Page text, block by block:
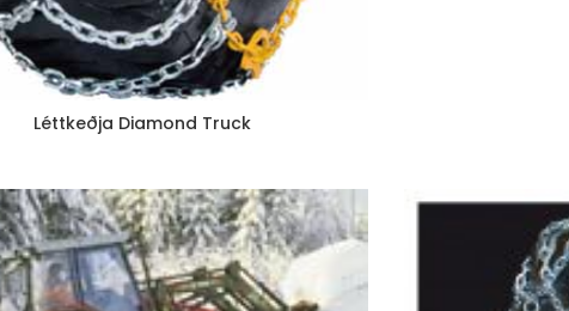
Léttkeðja Diamond Truck